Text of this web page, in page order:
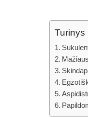
Turinys